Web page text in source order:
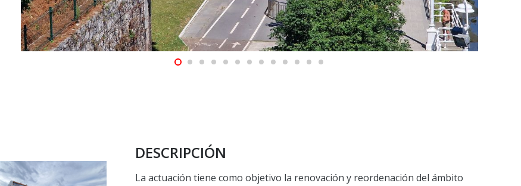
DESCRIPCIÓN
La actuación tiene como objetivo la renovación y reordenación del ámbito